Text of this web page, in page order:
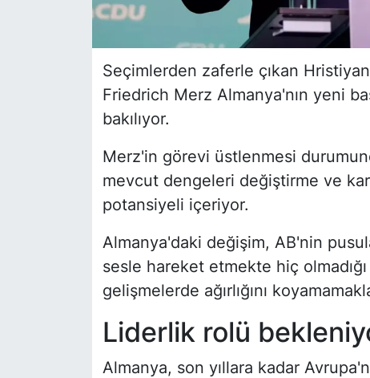
Seçimlerden zaferle çıkan
Friedrich Merz Almanya'nın yeni
bakılıyor.
Merz'in görevi üstlenmesi
mevcut dengeleri değiştirme ve
potansiyeli içeriyor.
Almanya'daki değişim, AB'nin
sesle hareket etmekte hiç
gelişmelerde ağırlığını
Liderlik rolü
Almanya, son yıllara kadar